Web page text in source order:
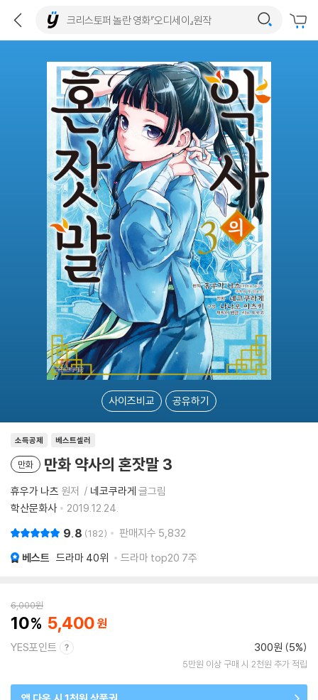
사이즈비교 공유하기
소득공제 베스트셀러
만화 만화 약사의 혼잣말 3
휴우가 나츠 원저 네코쿠라게 글그림
학산문화사
2019.12.24.
9.8 182 판매지수 5,832
베스트 드라마 40위 드라마 top20 7주
6,000원
10 5,400
YES포인트 300원 (5%)
5만원 이상 구매 시 2천원 추가 적립